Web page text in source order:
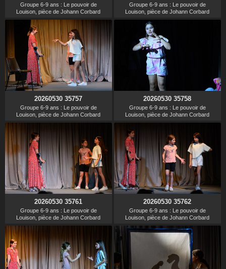
Groupe 6-9 ans : Le pouvoir de
Louison, pièce de Johann Corbard
Groupe 6-9 ans : Le pouvoir de
Louison, pièce de Johann Corbard
20260530 35757
Groupe 6-9 ans : Le pouvoir de
Louison, pièce de Johann Corbard
20260530 35758
Groupe 6-9 ans : Le pouvoir de
Louison, pièce de Johann Corbard
20260530 35761
Groupe 6-9 ans : Le pouvoir de
Louison, pièce de Johann Corbard
20260530 35762
Groupe 6-9 ans : Le pouvoir de
Louison, pièce de Johann Corbard